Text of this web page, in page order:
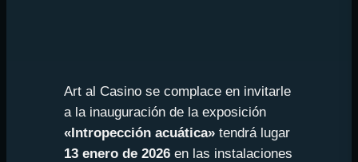
Art al Casino se complace en invitarle
a la inauguración de la exposición
«Intropección acuática»tendrá lugar
13 enero de 2026en las instalaciones